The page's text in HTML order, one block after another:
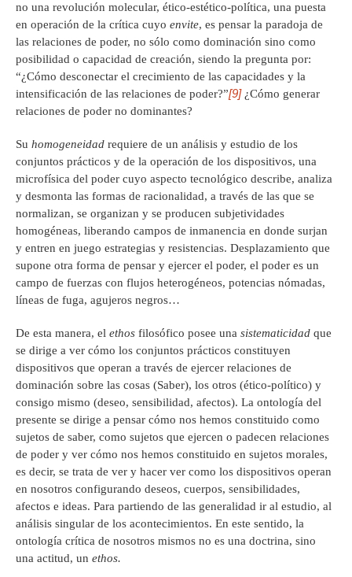
no una revolución molecular, ético-estético-política, una puesta
en operación de la crítica cuyo envite, es pensar la paradoja de
las relaciones de poder, no sólo como dominación sino como
posibilidad o capacidad de creación, siendo la pregunta por:
“¿Cómo desconectar el crecimiento de las capacidades y la
intensificación de las relaciones de poder?”[9]¿Cómo generar
relaciones de poder no dominantes?
Su homogeneidad requiere de un análisis y estudio de los
conjuntos prácticos y de la operación de los dispositivos, una
microfísica del poder cuyo aspecto tecnológico describe, analiza
y desmonta las formas de racionalidad, a través de las que se
normalizan, se organizan y se producen subjetividades
homogéneas, liberando campos de inmanencia en donde surjan
y entren en juego estrategias y resistencias. Desplazamiento que
supone otra forma de pensar y ejercer el poder, el poder es un
campo de fuerzas con flujos heterogéneos, potencias nómadas,
líneas de fuga, agujeros negros…
De esta manera, el ethos filosófico posee una sistematicidad que
se dirige a ver cómo los conjuntos prácticos constituyen
dispositivos que operan a través de ejercer relaciones de
dominación sobre las cosas (Saber), los otros (ético-político) y
consigo mismo (deseo, sensibilidad, afectos). La ontología del
presente se dirige a pensar cómo nos hemos constituido como
sujetos de saber, como sujetos que ejercen o padecen relaciones
de poder y ver cómo nos hemos constituido en sujetos morales,
es decir, se trata de ver y hacer ver como los dispositivos operan
en nosotros configurando deseos, cuerpos, sensibilidades,
afectos e ideas. Para partiendo de las generalidad ir al estudio, al
análisis singular de los acontecimientos. En este sentido, la
ontología crítica de nosotros mismos no es una doctrina, sino
una actitud, un ethos.